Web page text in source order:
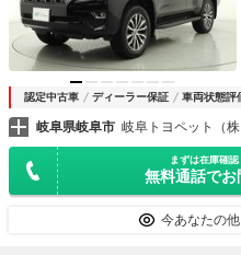
認定中古車 ディーラー保証 車両状態評
岐阜県岐阜市 岐阜トヨペット（
まずは在庫確
無料通話で
今あなたの